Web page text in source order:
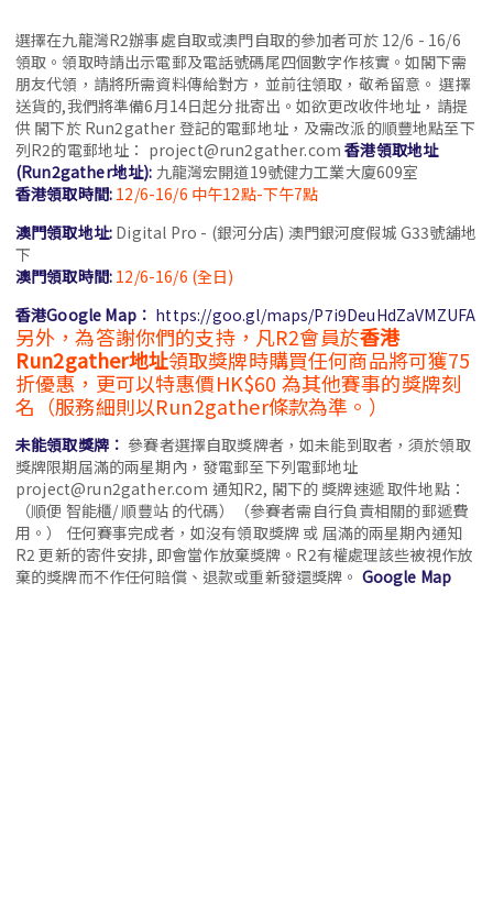
選擇在九龍灣R2辦事處自取或澳門自取的參加者可於 12/6 - 16/6
領取。領取時請出示電郵及電話號碼尾四個數字作核實。如閣下需
朋友代領，請將所需資料傳給對方，並前往領取，敬希留意。 選擇
送貨的,我們將準備6月14日起分批寄出。如欲更改收件地址，請提
供 閣下於 Run2gather 登記的電郵地址，及需改派的順豐地點至下
列R2的電郵地址： project@run2gather.com香港領取地址
(Run2gather地址): 九龍灣宏開道19號健力工業大廈609室
香港領取時間: 12/6-16/6 中午12點-下午7點
澳門領取地址: Digital Pro - (銀河分店) 澳門銀河度假城 G33號舖地
下
澳門領取時間: 12/6-16/6 (全日)
香港Google Map︰ https://goo.gl/maps/P7i9DeuHdZaVMZUFA
另外，為答謝你們的支持，凡R2會員於香港
Run2gather地址領取獎牌時購買任何商品將可獲75
折優惠，更可以特惠價HK$60 為其他賽事的獎牌刻
名（服務細則以Run2gather條款為準。）
未能領取獎牌︰ 參賽者選擇自取獎牌者，如未能到取者，須於領取
獎牌限期屆滿的兩星期內，發電郵至下列電郵地址
project@run2gather.com 通知R2, 閣下的 獎牌速遞 取件地點：
（順便 智能櫃/ 順豐站 的代碼）（參賽者需自行負責相關的郵遞費
用。） 任何賽事完成者，如沒有領取獎牌 或 屆滿的兩星期內通知
R2 更新的寄件安排, 即會當作放棄獎牌。R2有權處理該些被視作放
棄的獎牌而不作任何賠償、退款或重新發還獎牌。 Google Map